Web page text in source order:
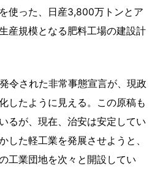
使った、日産3,800万トンとア
産規模となる肥料工場の建設計
令された非常事態宣言が、現政
したように見える。この原稿も
るが、現在、治安は安定してい
した軽工業を発展させようと、
工業団地を次々と開設してい